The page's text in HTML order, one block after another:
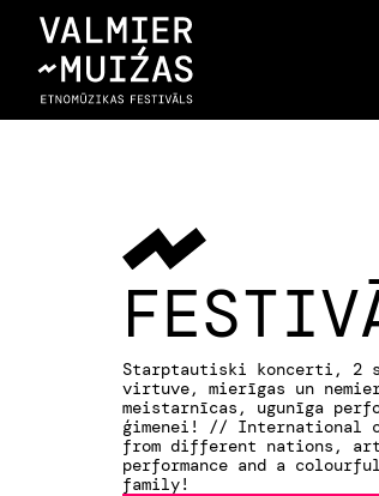
Starptautiski koncerti, 2
virtuve, mierīgas un
meistarnīcas, ugunīga
ģimenei! // International
from different nations,
performance and a
family!